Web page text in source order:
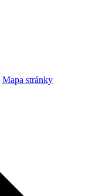
Mapa stránky